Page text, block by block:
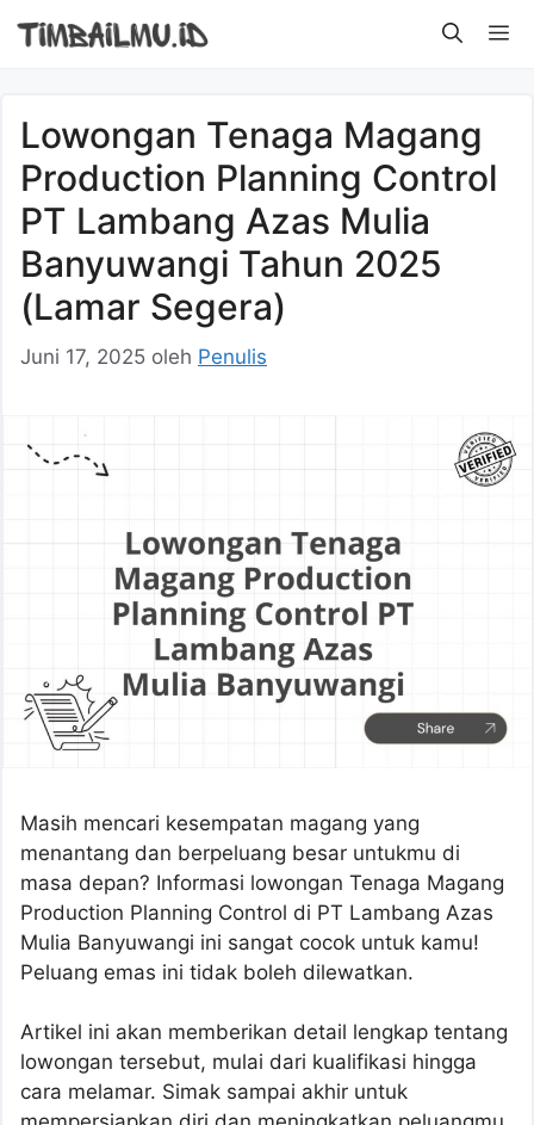
Lowongan Tenaga Magang
Production Planning Control
PT Lambang Azas Mulia
Banyuwangi Tahun 2025
(Lamar Segera)
Juni 17, 2025 oleh Penulis
Masih mencari kesempatan magang yang
menantang dan berpeluang besar untukmu di
masa depan? Informasi lowongan Tenaga Magang
Production Planning Control di PT Lambang Azas
Mulia Banyuwangi ini sangat cocok untuk kamu!
Peluang emas ini tidak boleh dilewatkan.
Artikel ini akan memberikan detail lengkap tentang
lowongan tersebut, mulai dari kualifikasi hingga
cara melamar. Simak sampai akhir untuk